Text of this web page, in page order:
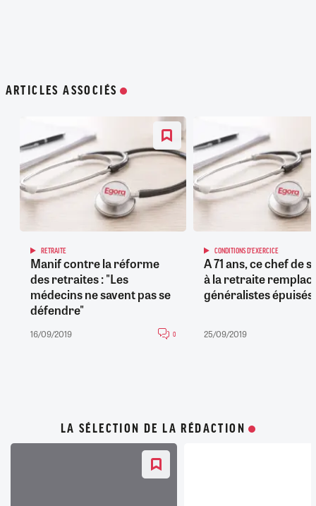
ARTICLES ASSOCIÉS
RETRAITE
Manif contre la réforme
des retraites : "Les
médecins ne savent pas se
défendre"
16/09/2019 0
CONDITIONS D'EXERCICE
A 71 ans, ce chef de
à la retraite
généralistes épuisés
25/09/2019
LA SÉLECTION DE LA RÉDACTION